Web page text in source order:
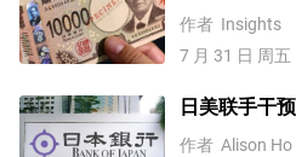
强！美元/日
元、纳指
作者 Insights
7 月 31 日 周五
日美联手干
行不加息，
作者 Alison Ho